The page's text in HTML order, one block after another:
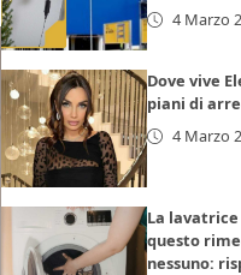
4 Marzo
Dove vive
piani di
4 Marzo
La
questo
nessuno: